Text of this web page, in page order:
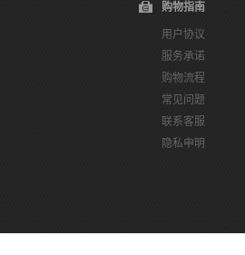
购物指南
用户协议
服务承诺
购物流程
常见问题
联系客服
隐私申明